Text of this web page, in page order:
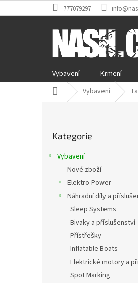
na
777079297
Vybavení Krmení
Domů Vybavení
kategorie
Kategorie
Vybavení
Nové zboží
Elektro-Power
Náhradní díly a
Sleep Systems
Bivaky a příslušenství
Přístřešky
Inflatable Boats
Elektrické motory a
Spot Marking